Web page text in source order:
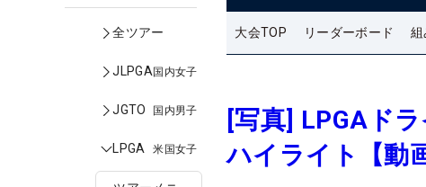
全ツアー
JLPGA国内女子
JGTO 国内男子
LPGA 米国女子
大会TOP リーダーボード 組
[写真] LPGAド
ハイライト【動